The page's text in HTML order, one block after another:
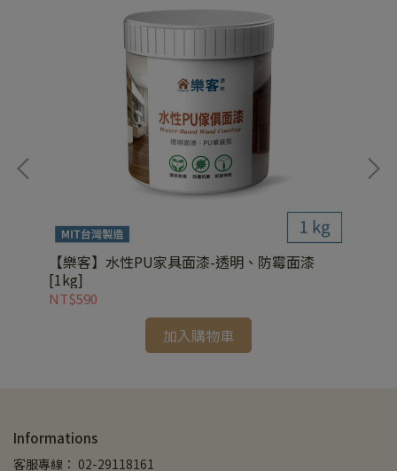
【樂客】水性PU家具面漆-透明、防霉面漆
[1kg]
NT$590
加入購物車
Informations
客服專線： 02-29118161